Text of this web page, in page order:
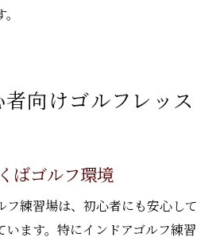
向けゴルフレッス
ばゴルフ環境
フ練習場は、初心者にも安心して
います。特にインドアゴルフ練習